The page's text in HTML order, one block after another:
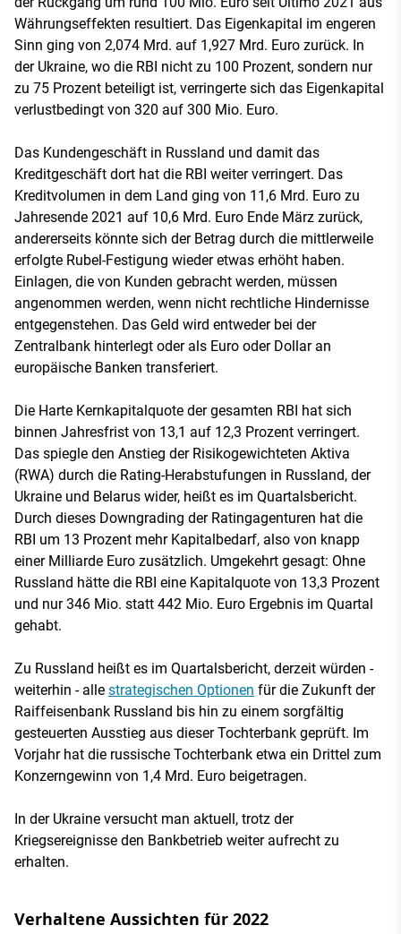
Währungseffekten resultiert. Das Eigenkapital im engeren
Sinn ging von 2,074 Mrd. auf 1,927 Mrd. Euro zurück. In
der Ukraine, wo die RBI nicht zu 100 Prozent, sondern nur
zu 75 Prozent beteiligt ist, verringerte sich das Eigenkapital
verlustbedingt von 320 auf 300 Mio. Euro.
Das Kundengeschäft in Russland und damit das
Kreditgeschäft dort hat die RBI weiter verringert. Das
Kreditvolumen in dem Land ging von 11,6 Mrd. Euro zu
Jahresende 2021 auf 10,6 Mrd. Euro Ende März zurück,
andererseits könnte sich der Betrag durch die mittlerweile
erfolgte Rubel-Festigung wieder etwas erhöht haben.
Einlagen, die von Kunden gebracht werden, müssen
angenommen werden, wenn nicht rechtliche Hindernisse
entgegenstehen. Das Geld wird entweder bei der
Zentralbank hinterlegt oder als Euro oder Dollar an
europäische Banken transferiert.
Die Harte Kernkapitalquote der gesamten RBI hat sich
binnen Jahresfrist von 13,1 auf 12,3 Prozent verringert.
Das spiegle den Anstieg der Risikogewichteten Aktiva
(RWA) durch die Rating-Herabstufungen in Russland, der
Ukraine und Belarus wider, heißt es im Quartalsbericht.
Durch dieses Downgrading der Ratingagenturen hat die
RBI um 13 Prozent mehr Kapitalbedarf, also von knapp
einer Milliarde Euro zusätzlich. Umgekehrt gesagt: Ohne
Russland hätte die RBI eine Kapitalquote von 13,3 Prozent
und nur 346 Mio. statt 442 Mio. Euro Ergebnis im Quartal
gehabt.
Zu Russland heißt es im Quartalsbericht, derzeit würden -
weiterhin - alle strategischen Optionen für die Zukunft der
Raiffeisenbank Russland bis hin zu einem sorgfältig
gesteuerten Ausstieg aus dieser Tochterbank geprüft. Im
Vorjahr hat die russische Tochterbank etwa ein Drittel zum
Konzerngewinn von 1,4 Mrd. Euro beigetragen.
In der Ukraine versucht man aktuell, trotz der
Kriegsereignisse den Bankbetrieb weiter aufrecht zu
erhalten.
Verhaltene Aussichten für 2022